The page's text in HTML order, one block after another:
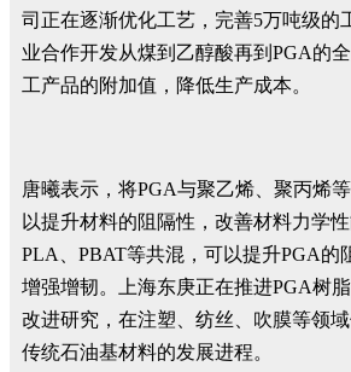
司正在逐渐优化工艺，完善5万吨级的
业合作开发从煤到乙醇酸再到PGA的
工产品的附加值，降低生产成本。
唐曦表示，将PGA与聚乙烯、聚丙烯
以提升材料的阻隔性，改善材料力学
PLA、PBAT等共混，可以提升PGA的
增强增韧。上海东庚正在推进PGA树
改进研究，在注塑、纺丝、吹膜等领
传统石油基材料的发展进程。